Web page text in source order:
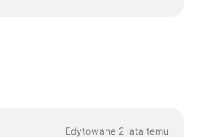
Edytowane 2 lata temu